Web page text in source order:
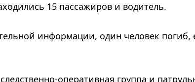
15 пассажиров и водитель.
информации, один человек погиб,
оперативная группа и